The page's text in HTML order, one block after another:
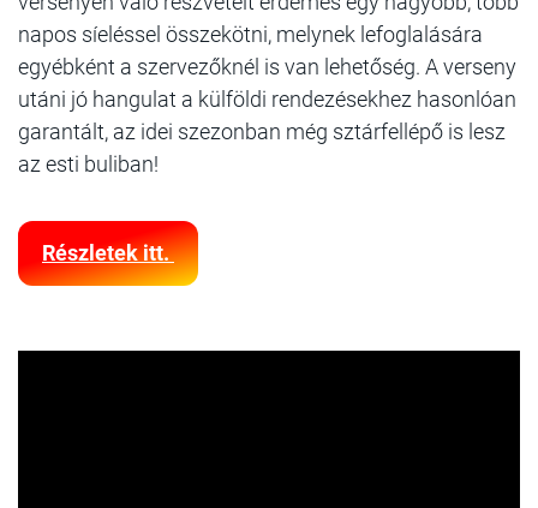
napos síeléssel összekötni, melynek lefoglalására
egyébként a szervezőknél is van lehetőség. A verseny
utáni jó hangulat a külföldi rendezésekhez hasonlóan
garantált, az idei szezonban még sztárfellépő is lesz
az esti buliban!
Részletek itt.